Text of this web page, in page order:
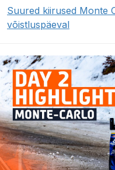
Suured kiirused Monte
võistluspäeval